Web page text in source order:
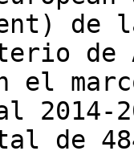
de
de
el
2014-
de